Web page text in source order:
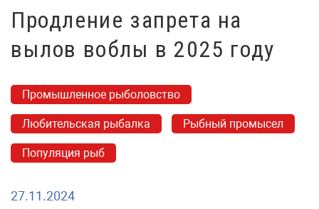
Продление запрета на
вылов воблы в 2025 году
Промышленное рыболовство
Любительская рыбалка Рыбный промысел
Популяция рыб
27.11.2024